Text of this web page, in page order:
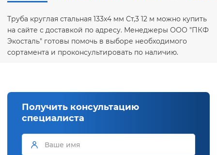
Труба круглая стальная 133х4 мм Ст,3 12 м можно купить
на сайте с доставкой по адресу. Менеджеры ООО "ПКФ
Экосталь" готовы помочь в выборе необходимого
сортамента и проконсультировать по наличию.
Получить консультацию
специалиста